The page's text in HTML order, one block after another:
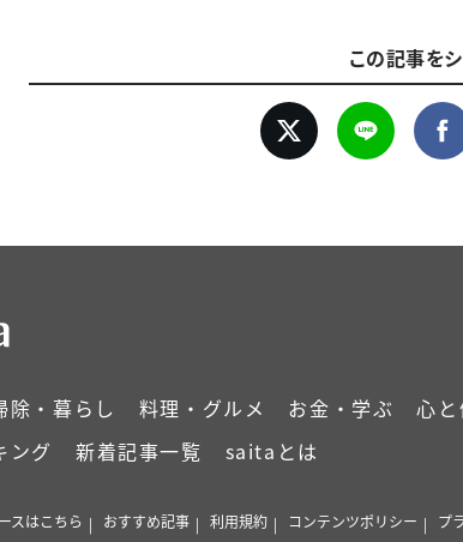
この記事を
除・暮らし 料理・グルメ お金・学ぶ
心
ング 新着記事一覧 saitaとは
スはこちら おすすめ記事 利用規約 コンテンツポリシー プ